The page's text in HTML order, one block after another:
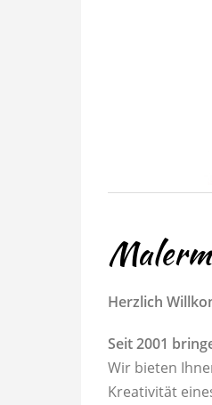
Herzlich
Seit 2001
Wir bieten
Kreativität